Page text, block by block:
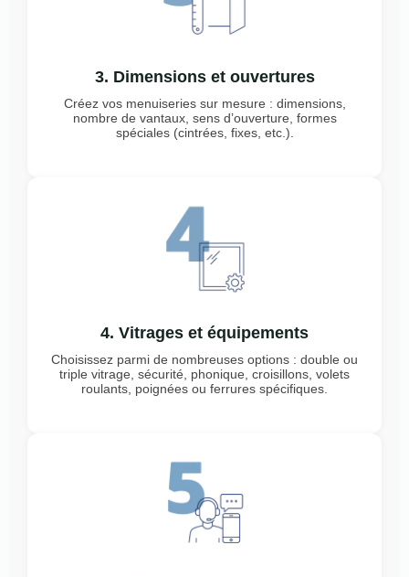
3. Dimensions et ouvertures
Créez vos menuiseries sur mesure : dimensions,
nombre de vantaux, sens d’ouverture, formes
spéciales (cintrées, fixes, etc.).
4. Vitrages et équipements
Choisissez parmi de nombreuses options : double ou
triple vitrage, sécurité, phonique, croisillons, volets
roulants, poignées ou ferrures spécifiques.